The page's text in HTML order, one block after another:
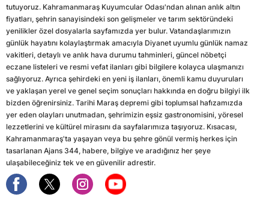
tutuyoruz. Kahramanmaraş Kuyumcular Odası'ndan alınan anlık altın
fiyatları, şehrin sanayisindeki son gelişmeler ve tarım sektöründeki
yenilikler özel dosyalarla sayfamızda yer bulur. Vatandaşlarımızın
günlük hayatını kolaylaştırmak amacıyla Diyanet uyumlu günlük namaz
vakitleri, detaylı ve anlık hava durumu tahminleri, güncel nöbetçi
eczane listeleri ve resmi vefat ilanları gibi bilgilere kolayca ulaşmanızı
sağlıyoruz. Ayrıca şehirdeki en yeni iş ilanları, önemli kamu duyuruları
ve yaklaşan yerel ve genel seçim sonuçları hakkında en doğru bilgiyi ilk
bizden öğrenirsiniz. Tarihi Maraş depremi gibi toplumsal hafızamızda
yer eden olayları unutmadan, şehrimizin eşsiz gastronomisini, yöresel
lezzetlerini ve kültürel mirasını da sayfalarımıza taşıyoruz. Kısacası,
Kahramanmaraş'ta yaşayan veya bu şehre gönül vermiş herkes için
tasarlanan Ajans 344, habere, bilgiye ve aradığınız her şeye
ulaşabileceğiniz tek ve en güvenilir adrestir.